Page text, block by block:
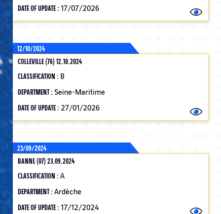
DATE OF UPDATE : 17/07/2026
12/10/2024
COLLEVILLE (76) 12.10.2024
CLASSIFICATION : B
DEPARTMENT : Seine-Maritime
DATE OF UPDATE : 27/01/2026
23/09/2024
BANNE (07) 23.09.2024
CLASSIFICATION : A
DEPARTMENT : Ardèche
DATE OF UPDATE : 17/12/2024